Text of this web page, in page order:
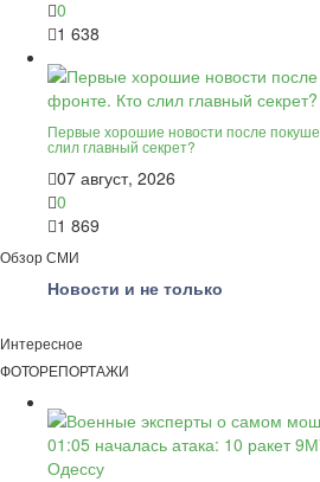
0
1 638
Первые хорошие новости после
слил главный секрет?
07 август, 2026
0
1 869
Обзор СМИ
Новости и не только
Интересное
ФОТОРЕПОРТАЖИ